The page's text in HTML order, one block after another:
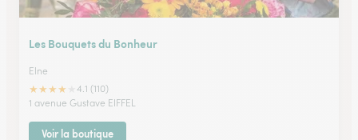
Les Bouquets du Bonheur
Elne
★★★★
4.1 (110)
1 avenue Gustave EIFFEL
Voir la boutique